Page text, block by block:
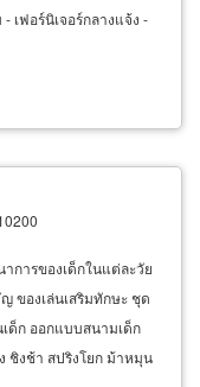
เฟอร์นิเจอร์กลางแจ้ง -
การของเด็กในแต่ละวัย
ของเล่นเสริมทักษะ ชุด
ด็ก ออกแบบสนามเด็ก
ชิงช้า สปริงโยก ม้าหมุน